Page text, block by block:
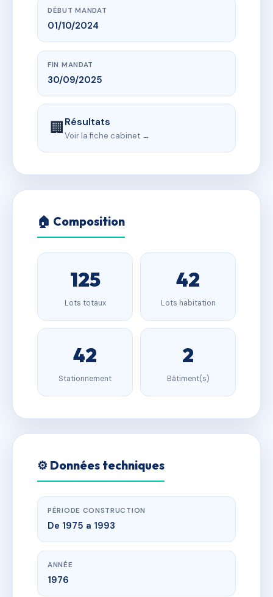
DÉBUT MANDAT
01/10/2024
FIN MANDAT
30/09/2025
🏢Résultats
Voir la fiche cabinet →
🏠 Composition
125
Lots totaux
42
Lots habitation
42
Stationnement
2
Bâtiment(s)
⚙️ Données techniques
PÉRIODE CONSTRUCTION
De 1975 a 1993
ANNÉE
1976